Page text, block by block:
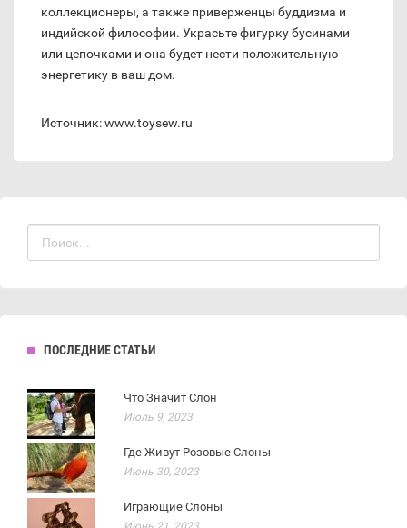
коллекционеры, а также приверженцы буддизма и
индийской философии. Украсьте фигурку бусинами
или цепочками и она будет нести положительную
энергетику в ваш дом.
Источник: www.toysew.ru
ПОСЛЕДНИЕ СТАТЬИ
Что Значит Слон
Июль 9, 2023
Где Живут Розовые Слоны
Июнь 30, 2023
Играющие Слоны